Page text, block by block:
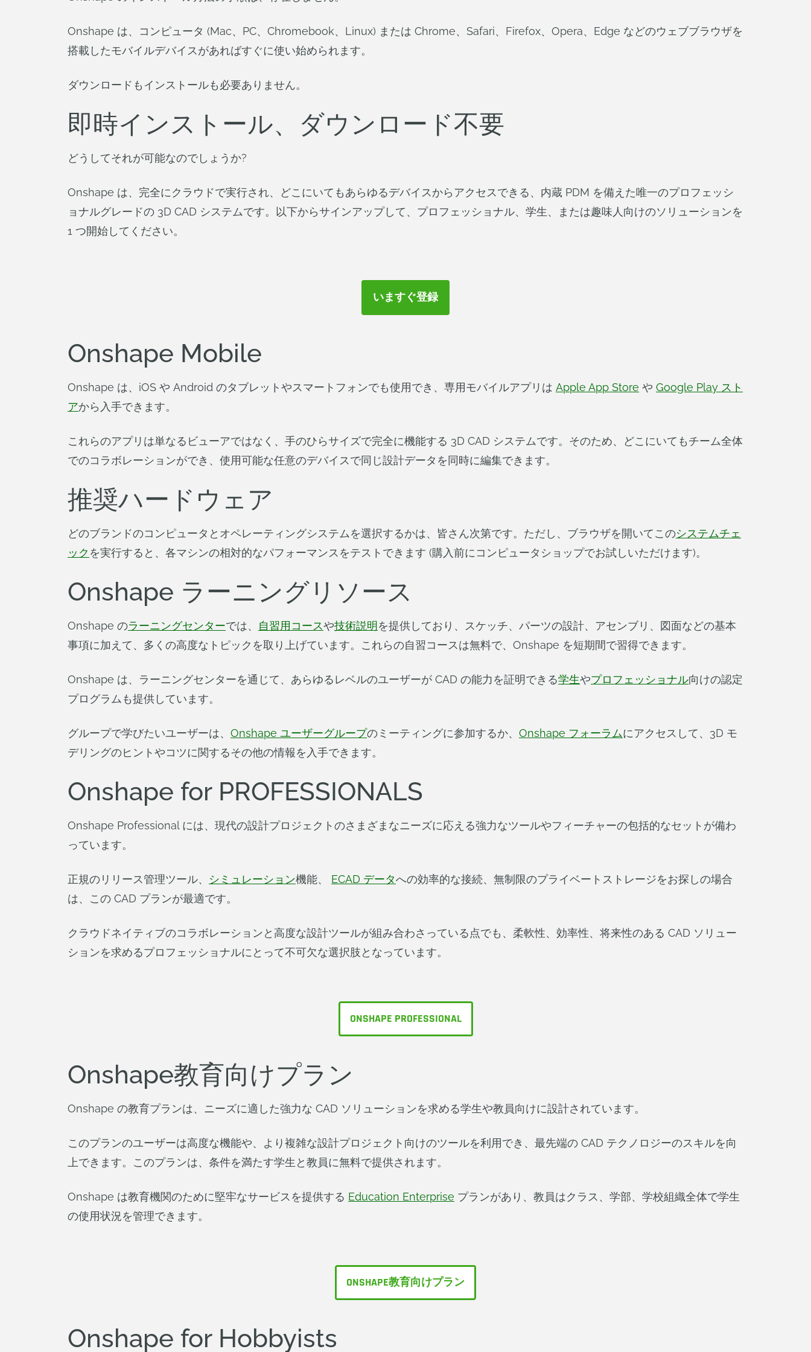
Onshape は、コンピュータ (Mac、PC、Chromebook、Linux) または Chrome、Safari、Firefox、Opera、Edge などのウェブブラウザを
搭載したモバイルデバイスがあればすぐに使い始められます。
ダウンロードもインストールも必要ありません。
即時インストール、ダウンロード不要
どうしてそれが可能なのでしょうか?
Onshape は、完全にクラウドで実行され、どこにいてもあらゆるデバイスからアクセスできる、内蔵 PDM を備えた唯一のプロフェッシ
ョナルグレードの 3D CAD システムです。以下からサインアップして、プロフェッショナル、学生、または趣味人向けのソリューションを
1 つ開始してください。
いますぐ登録
Onshape Mobile
Onshape は、iOS や Android のタブレットやスマートフォンでも使用でき、専用モバイルアプリは Apple App Store や Google Play スト
アから入手できます。
これらのアプリは単なるビューアではなく、手のひらサイズで完全に機能する 3D CAD システムです。そのため、どこにいてもチーム全体
でのコラボレーションができ、使用可能な任意のデバイスで同じ設計データを同時に編集できます。
推奨ハードウェア
どのブランドのコンピュータとオペレーティングシステムを選択するかは、皆さん次第です。ただし、ブラウザを開いてこのシステムチェ
ック を実行すると、各マシンの相対的なパフォーマンスをテストできます (購入前にコンピュータショップでお試しいただけます)。
Onshape ラーニングリソース
Onshape のラーニングセンターでは、 自習用コースや技術説明 を提供しており、スケッチ、パーツの設計、アセンブリ、図面などの基本
事項に加えて、多くの高度なトピックを取り上げています。これらの自習コースは無料で、Onshape を短期間で習得できます。
Onshape は、ラーニングセンターを通じて、あらゆるレベルのユーザーが CAD の能力を証明できる学生やプロフェッショナル向けの認定
プログラムも提供しています。
グループで学びたいユーザーは、 Onshape ユーザーグループのミーティングに参加するか、 Onshape フォーラムにアクセスして、3D モ
デリングのヒントやコツに関するその他の情報を入手できます。
Onshape for PROFESSIONALS
Onshape Professional には、現代の設計プロジェクトのさまざまなニーズに応える強力なツールやフィーチャーの包括的なセットが備わ
っています。
正規のリリース管理ツール、 シミュレーション機能、 ECAD データへの効率的な接続、無制限のプライベートストレージをお探しの場合
は、この CAD プランが最適です。
クラウドネイティブのコラボレーションと高度な設計ツールが組み合わさっている点でも、柔軟性、効率性、将来性のある CAD ソリュー
ションを求めるプロフェッショナルにとって不可欠な選択肢となっています。
ONSHAPE PROFESSIONAL
Onshape教育向けプラン
Onshape の教育プランは、ニーズに適した強力な CAD ソリューションを求める学生や教員向けに設計されています。
このプランのユーザーは高度な機能や、より複雑な設計プロジェクト向けのツールを利用でき、最先端の CAD テクノロジーのスキルを向
上できます。このプランは、条件を満たす学生と教員に無料で提供されます。
Onshape は教育機関のために堅牢なサービスを提供する Education Enterprise プランがあり、教員はクラス、学部、学校組織全体で学生
の使用状況を管理できます。
ONSHAPE教育向けプラン
Onshape for Hobbyists